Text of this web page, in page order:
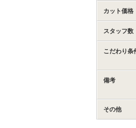
カット価格
スタッフ数
こだわり条
備考
その他